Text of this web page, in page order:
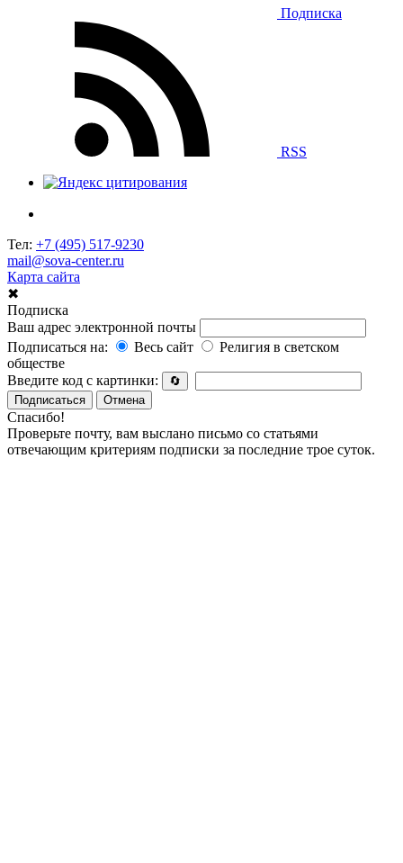
Подписка
RSS
Тел: +7 (495) 517-9230
mail@sova-center.ru
Карта сайта
✖
Подписка
Ваш адрес электронной почты
Подписаться на:
Весь сайт
Религия в светском
обществе
Введите код с картинки:
🔄
Подписаться
Отмена
Спасибо!
Проверьте почту, вам выслано письмо со статьями
отвечающим критериям подписки за последние трое суток.